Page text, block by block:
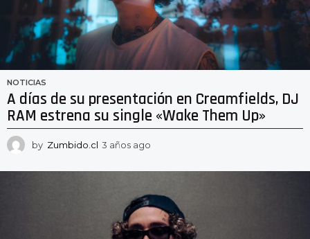
NOTICIAS
A días de su presentación en Creamfields, DJ
RAM estrena su single «Wake Them Up»
by Zumbido.cl 3 años ago
ñ
s
a
g